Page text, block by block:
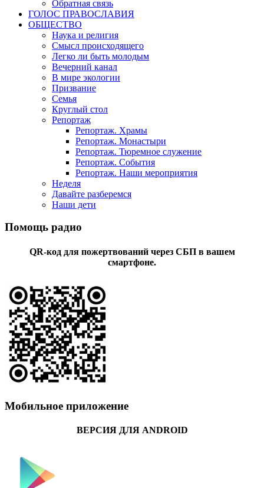
Обратная связь
ГОЛОС ПРАВОСЛАВИЯ
ОБЩЕСТВО
Наука и религия
Смысл происходящего
Легко ли быть молодым
Вечерний канал
В мире экологии
Призвание
Семья
Круглый стол
Репортаж
Репортаж. Храмы
Репортаж. Монастыри
Репортаж. Тюремное служение
Репортаж. События
Репортаж. Наши мероприятия
Неделя
Давайте разберемся
Наши дети
Помощь радио
QR-код для пожертвований через СБП в вашем
смартфоне.
Мобильное приложение
ВЕРСИЯ ДЛЯ ANDROID